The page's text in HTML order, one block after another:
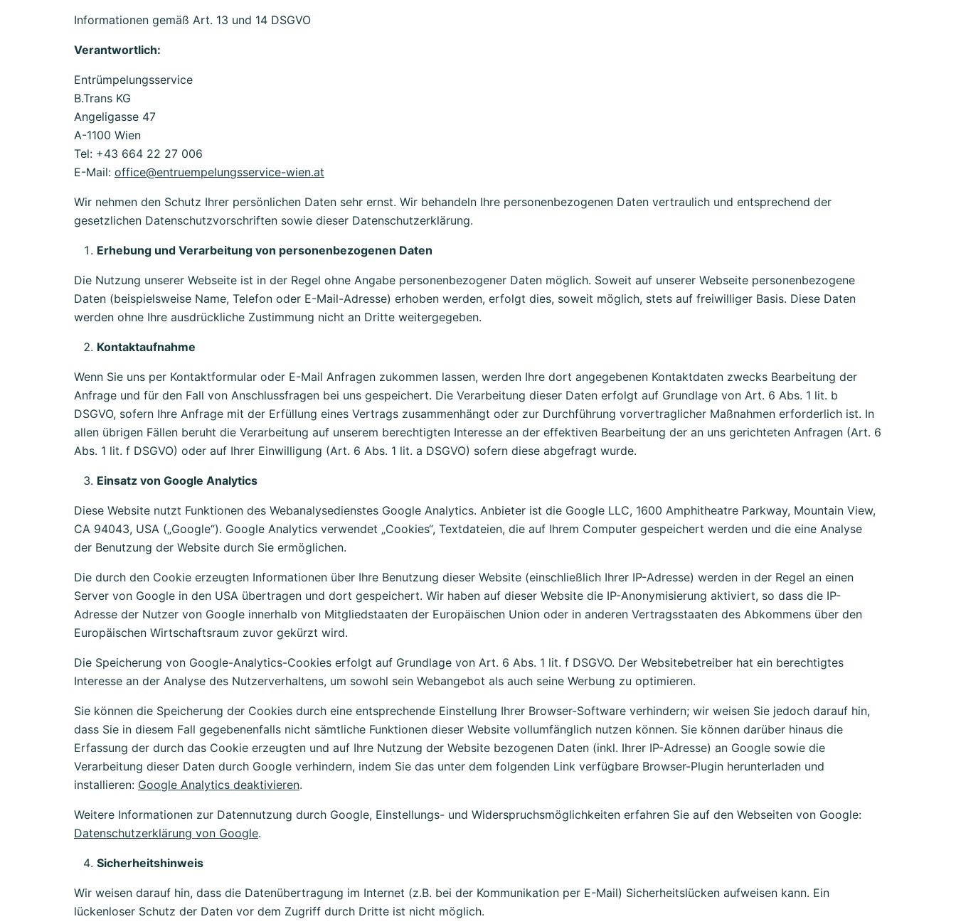
Informationen gemäß Art. 13 und 14 DSGVO
Verantwortlich:
Entrümpelungsservice
B.Trans KG
Angeligasse 47
A-1100 Wien
Tel: +43 664 22 27 006
E-Mail: office@entruempelungsservice-wien.at
Wir nehmen den Schutz Ihrer persönlichen Daten sehr ernst. Wir behandeln Ihre personenbezogenen Daten vertraulich und entsprechend der
gesetzlichen Datenschutzvorschriften sowie dieser Datenschutzerklärung.
Erhebung und Verarbeitung von personenbezogenen Daten
Die Nutzung unserer Webseite ist in der Regel ohne Angabe personenbezogener Daten möglich. Soweit auf unserer Webseite personenbezogene
Daten (beispielsweise Name, Telefon oder E-Mail-Adresse) erhoben werden, erfolgt dies, soweit möglich, stets auf freiwilliger Basis. Diese Daten
werden ohne Ihre ausdrückliche Zustimmung nicht an Dritte weitergegeben.
Kontaktaufnahme
Wenn Sie uns per Kontaktformular oder E-Mail Anfragen zukommen lassen, werden Ihre dort angegebenen Kontaktdaten zwecks Bearbeitung der
Anfrage und für den Fall von Anschlussfragen bei uns gespeichert. Die Verarbeitung dieser Daten erfolgt auf Grundlage von Art. 6 Abs. 1 lit. b
DSGVO, sofern Ihre Anfrage mit der Erfüllung eines Vertrags zusammenhängt oder zur Durchführung vorvertraglicher Maßnahmen erforderlich ist. In
allen übrigen Fällen beruht die Verarbeitung auf unserem berechtigten Interesse an der effektiven Bearbeitung der an uns gerichteten Anfragen (Art. 6
Abs. 1 lit. f DSGVO) oder auf Ihrer Einwilligung (Art. 6 Abs. 1 lit. a DSGVO) sofern diese abgefragt wurde.
Einsatz von Google Analytics
Diese Website nutzt Funktionen des Webanalysedienstes Google Analytics. Anbieter ist die Google LLC, 1600 Amphitheatre Parkway, Mountain View,
CA 94043, USA („Google“). Google Analytics verwendet „Cookies“, Textdateien, die auf Ihrem Computer gespeichert werden und die eine Analyse
der Benutzung der Website durch Sie ermöglichen.
Die durch den Cookie erzeugten Informationen über Ihre Benutzung dieser Website (einschließlich Ihrer IP-Adresse) werden in der Regel an einen
Server von Google in den USA übertragen und dort gespeichert. Wir haben auf dieser Website die IP-Anonymisierung aktiviert, so dass die IP-
Adresse der Nutzer von Google innerhalb von Mitgliedstaaten der Europäischen Union oder in anderen Vertragsstaaten des Abkommens über den
Europäischen Wirtschaftsraum zuvor gekürzt wird.
Die Speicherung von Google-Analytics-Cookies erfolgt auf Grundlage von Art. 6 Abs. 1 lit. f DSGVO. Der Websitebetreiber hat ein berechtigtes
Interesse an der Analyse des Nutzerverhaltens, um sowohl sein Webangebot als auch seine Werbung zu optimieren.
Sie können die Speicherung der Cookies durch eine entsprechende Einstellung Ihrer Browser-Software verhindern; wir weisen Sie jedoch darauf hin,
dass Sie in diesem Fall gegebenenfalls nicht sämtliche Funktionen dieser Website vollumfänglich nutzen können. Sie können darüber hinaus die
Erfassung der durch das Cookie erzeugten und auf Ihre Nutzung der Website bezogenen Daten (inkl. Ihrer IP-Adresse) an Google sowie die
Verarbeitung dieser Daten durch Google verhindern, indem Sie das unter dem folgenden Link verfügbare Browser-Plugin herunterladen und
installieren: Google Analytics deaktivieren.
Weitere Informationen zur Datennutzung durch Google, Einstellungs- und Widerspruchsmöglichkeiten erfahren Sie auf den Webseiten von Google:
Datenschutzerklärung von Google.
Sicherheitshinweis
Wir weisen darauf hin, dass die Datenübertragung im Internet (z.B. bei der Kommunikation per E-Mail) Sicherheitslücken aufweisen kann. Ein
lückenloser Schutz der Daten vor dem Zugriff durch Dritte ist nicht möglich.